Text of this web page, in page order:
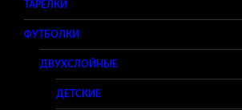
ТАРЕЛКИ
ФУТБОЛКИ
ДВУХСЛОЙНЫЕ
ДЕТСКИЕ